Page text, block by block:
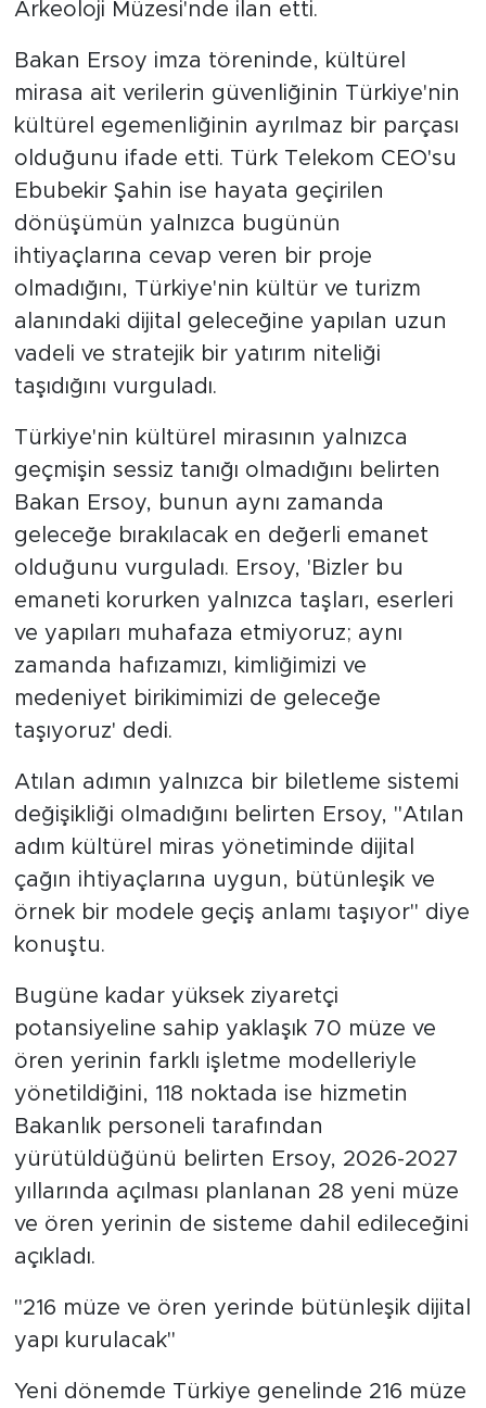
Arkeoloji Müzesi'nde ilan etti.
Bakan Ersoy imza töreninde, kültürel
mirasa ait verilerin güvenliğinin Türkiye'nin
kültürel egemenliğinin ayrılmaz bir parçası
olduğunu ifade etti. Türk Telekom CEO'su
Ebubekir Şahin ise hayata geçirilen
dönüşümün yalnızca bugünün
ihtiyaçlarına cevap veren bir proje
olmadığını, Türkiye'nin kültür ve turizm
alanındaki dijital geleceğine yapılan uzun
vadeli ve stratejik bir yatırım niteliği
taşıdığını vurguladı.
Türkiye'nin kültürel mirasının yalnızca
geçmişin sessiz tanığı olmadığını belirten
Bakan Ersoy, bunun aynı zamanda
geleceğe bırakılacak en değerli emanet
olduğunu vurguladı. Ersoy, 'Bizler bu
emaneti korurken yalnızca taşları, eserleri
ve yapıları muhafaza etmiyoruz; aynı
zamanda hafızamızı, kimliğimizi ve
medeniyet birikimimizi de geleceğe
taşıyoruz' dedi.
Atılan adımın yalnızca bir biletleme sistemi
değişikliği olmadığını belirten Ersoy, ''Atılan
adım kültürel miras yönetiminde dijital
çağın ihtiyaçlarına uygun, bütünleşik ve
örnek bir modele geçiş anlamı taşıyor'' diye
konuştu.
Bugüne kadar yüksek ziyaretçi
potansiyeline sahip yaklaşık 70 müze ve
ören yerinin farklı işletme modelleriyle
yönetildiğini, 118 noktada ise hizmetin
Bakanlık personeli tarafından
yürütüldüğünü belirten Ersoy, 2026-2027
yıllarında açılması planlanan 28 yeni müze
ve ören yerinin de sisteme dahil edileceğini
açıkladı.
''216 müze ve ören yerinde bütünleşik dijital
yapı kurulacak''
Yeni dönemde Türkiye genelinde 216 müze